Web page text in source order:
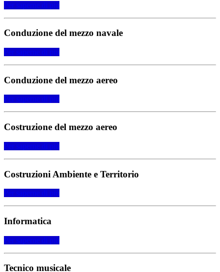
Per saperne di più
Conduzione del mezzo navale
Per saperne di più
Conduzione del mezzo aereo
Per saperne di più
Costruzione del mezzo aereo
Per saperne di più
Costruzioni Ambiente e Territorio
Per saperne di più
Informatica
Per saperne di più
Tecnico musicale